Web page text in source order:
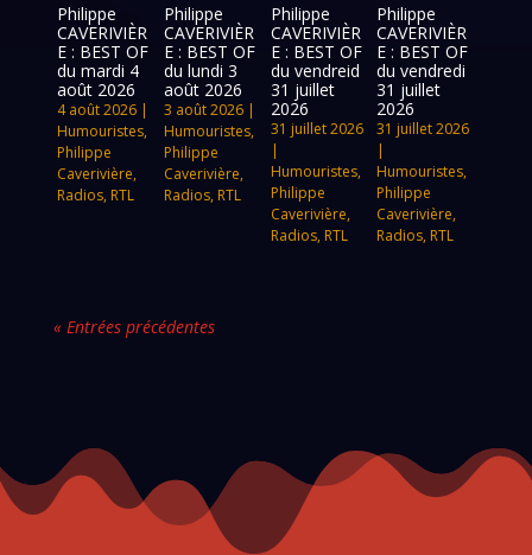
Philippe
CAVERIVIÈR
E : BEST OF
du mardi 4
août 2026
4 août 2026 |
Humouristes,
Philippe
Caverivière,
Radios, RTL
Philippe
CAVERIVIÈR
E : BEST OF
du lundi 3
août 2026
3 août 2026|
Humouristes,
Philippe
Caverivière,
Radios, RTL
Philippe
CAVERIVIÈR
E : BEST OF
du vendreid
31 juillet
2026
31 juillet 2026
|
Humouristes,
Philippe
Caverivière,
Radios, RTL
Philippe
CAVERIVIÈR
E : BEST OF
du vendredi
31 juillet
2026
31 juillet 2026
|
Humouristes,
Philippe
Caverivière,
Radios, RTL
« Entrées précédentes